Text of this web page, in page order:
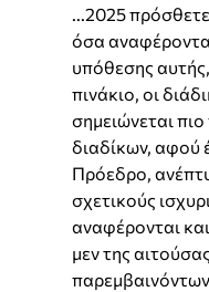
...2025
όσα
υπόθεσης
πινάκιο, οι
σημειώνεται
διαδίκων, αφού
Πρόεδρο,
σχετικούς
αναφέρονται
μεν της